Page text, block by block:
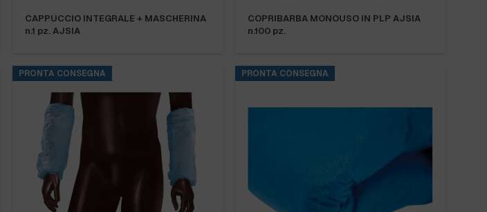
CAPPUCCIO INTEGRALE + MASCHERINA
n.1 pz. AJSIA
COPRIBARBA MONOUSO IN PLP AJSIA
n.100 pz.
PRONTA CONSEGNA PRONTA CONSEGNA